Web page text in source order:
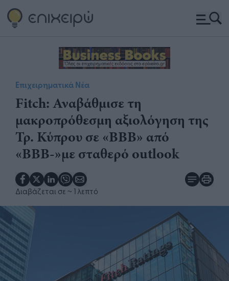
Επιχειρηματικά Νέα
Fitch: Αναβάθμισε τη
μακροπρόθεσμη αξιολόγηση της
Τρ. Κύπρου σε «BBB» από
«BBB-»με σταθερό outlook
Διαβάζεται σε ~ 1 λεπτό